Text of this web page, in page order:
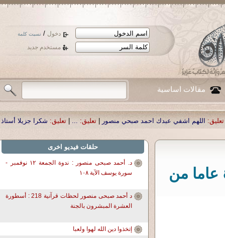
دخول / نسيت كلمة
مستخدم جديد
مقالات اساسية
صبحي منصور تعليق: ...
|تعليق: شكرا جزيلا أستاذ حمد الحمد .أكرمكم الله .|
د. أحمد صبحى منصور - خفايا التاريخ : ٤٧ عاما من
حلقات فيديو اخرى
د. أحمد صبحى منصور : ندوة الجمعة ١٢ نوفمبر -
سورة يوسف الآية ١٠٨
د أحمد صبحى منصور لحظات قرآنية 218 : أسطورة
العشرة المبشرون بالجنة
إتخذوا دين الله لهوا ولعبا